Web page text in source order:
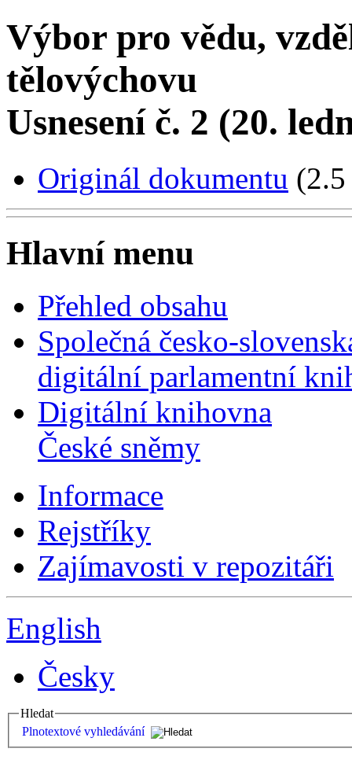
Výbor pro vědu,
tělovýchovu
Usnesení č. 2 (20.
Originál dokumentu
Hlavní menu
Přehled obsahu
Společná česko-
digitální parlamentní
Digitální knihovna
České sněmy
Informace
Rejstříky
Zajímavosti v repozitáři
English
Česky
Hledat
Plnotextové vyhledávání